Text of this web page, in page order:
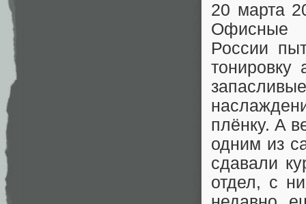
20 марта
Офисные
России
тонировку
плёнку. А
одним из
сдавали
отдел, с